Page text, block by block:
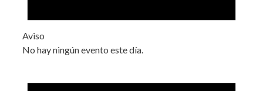
Aviso
No hay ningún evento este día.